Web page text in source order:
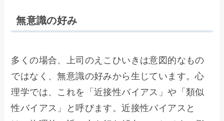
無意識の好み
多くの場合、上司のえこひいきは意図的なもの
ではなく、無意識の好みから生じています。心
理学では、これを「近接性バイアス」や「類似
性バイアス」と呼びます。近接性バイアスと